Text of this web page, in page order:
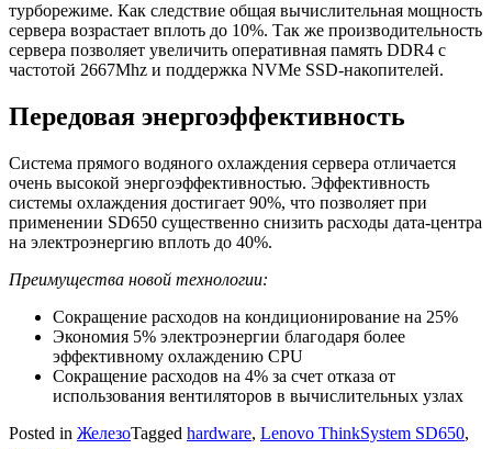
турборежиме. Как следствие общая вычислительная мощность
сервера возрастает вплоть до 10%. Так же производительность
сервера позволяет увеличить оперативная память DDR4 с
частотой 2667Mhz и поддержка NVMe SSD-накопителей.
Передовая энергоэффективность
Система прямого водяного охлаждения сервера отличается
очень высокой энергоэффективностью. Эффективность
системы охлаждения достигает 90%, что позволяет при
применении SD650 существенно снизить расходы дата-центра
на электроэнергию вплоть до 40%.
Преимущества новой технологии:
Сокращение расходов на кондиционирование на 25%
Экономия 5% электроэнергии благодаря более
эффективному охлаждению CPU
Сокращение расходов на 4% за счет отказа от
использования вентиляторов в вычислительных узлах
Posted in ЖелезоTagged hardware, Lenovo ThinkSystem SD650,